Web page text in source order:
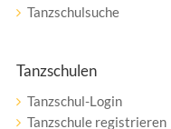
Tanzschulsuche
Tanzschulen
Tanzschul-Login
Tanzschule registrieren